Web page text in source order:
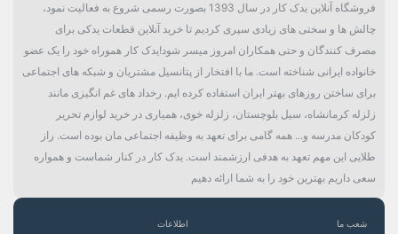
فروشگاه آنلاین یدک کار در سال 1393 بصورت رسمی شروع به فعالیت نمود،
چالش ها و سختی های زیادی سپری کردیم تا خرید آنلاین قطعات یدکی برای
مصرف کنندگان و حتی همکاران امروز میسر شود!یدک کار هموراه خود را یک عضو
خانواده ایرانی شناخته است. ما با افتخار از پتانسیل مشتریان و شبکه های اجتماعی
برای ساختن روزهای بهتر ایران استفاده کرده ایم. رخداد های غم انگیزی مانند
زلزله کرمانشاه، سیل بلوچستان، زلزله خوی، همیاری در خرید لوازم تحریر
کودکان مدرسه و... همه گامی برای تعهد به وظیفه اجتماعی مان بوده است. راز
طلایی این مهم تعهد به هدفی ارزشمند است. یدک کار در کنار شماست و همواره
سعی داریم بهترین خود را به شما ارائه دهیم
شعب ما اطلاعات